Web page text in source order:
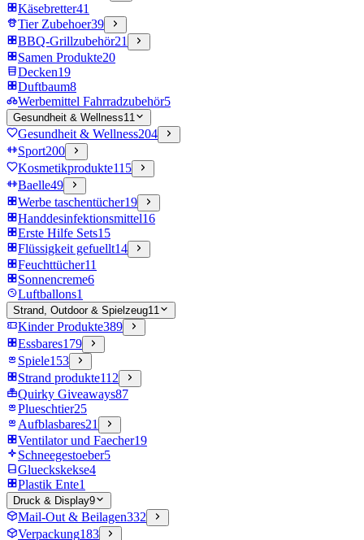
Käsebretter41
Tier Zubehoer39
BBQ-Grillzubehör21
Samen Produkte20
Decken19
Duftbaum8
Werbemittel Fahrradzubehör5
Gesundheit & Wellness11
Gesundheit & Wellness204
Sport200
Kosmetikprodukte115
Baelle49
Werbe taschentücher19
Handdesinfektionsmittel16
Erste Hilfe Sets15
Flüssigkeit gefuellt14
Feuchttücher11
Sonnencreme6
Luftballons1
Strand, Outdoor & Spielzeug11
Kinder Produkte389
Essbares179
Spiele153
Strand produkte112
Quirky Giveaways87
Plueschtier25
Aufblasbares21
Ventilator und Faecher19
Schneegestoeber5
Glueckskekse4
Plastik Ente1
Druck & Display9
Mail-Out & Beilagen332
Verpackung183